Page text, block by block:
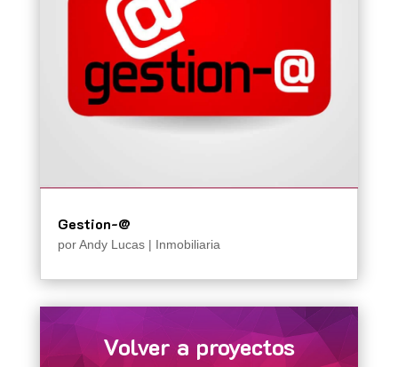
Gestion-@
porAndy Lucas| Inmobiliaria
Volver a proyectos